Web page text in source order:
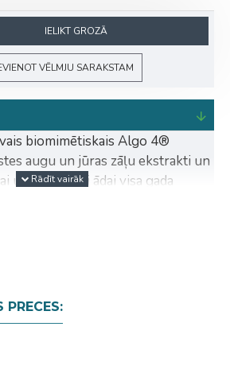
IELIKT GROZĀ
VĒLMJU SARAKSTAM
biomimētiskais Algo 4®
augu un jūras zāļu ekstrakti un
un starojošai ādai visa gada
(WATER / EAU),
GLYCERYL STEARATE,
PRECES: